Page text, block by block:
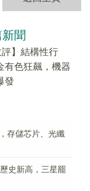
聞
評】結構性行
有色狂飆，機器
發
存儲芯片、光纖
史新高，三星罷